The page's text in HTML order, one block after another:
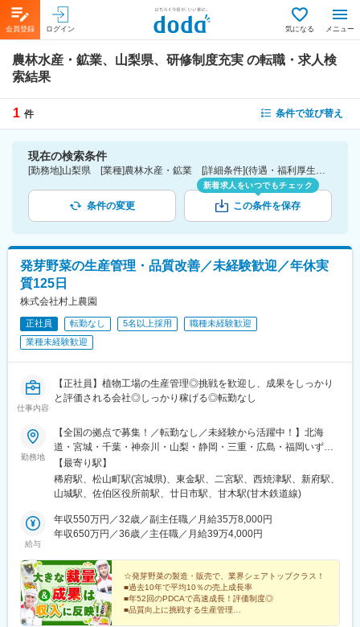
会員登録 ログイン 気になる メニュー
農林水産・鉱業、山梨県、研修制度充実 の転職・求人検
索結果
1 件 条件で並び替え
現在の検索条件
[勤務地]山梨県 [業種]農林水産・鉱業 [詳細条件](待遇・福利厚生)研修制度充実
条件の変更
新着求人をいつでもチェック
この条件を保存
発芽野菜の生産管理・品質改善／未経験歓迎／年休実
質125日
株式会社村上農園
正社員 転勤なし 5名以上採用
職種未経験歓迎
業種未経験歓迎
仕事内容
【正社員】植物工場の生産管理◎挑戦を歓迎し、成果をしっかり
と評価される会社◎しっかり稼げる◎転勤なし
勤務地
【全国の拠点で募集！／転勤なし／未経験から活躍中！】北海
道・宮城・千葉・神奈川・山梨・静岡・三重・広島・福岡いずれ
かの拠点へ希望を考慮して配属いたします。※マイカー通勤OK■北
海道伊達生産センター／北海道伊達市南稀府町239-1■宮城大郷生
産センター／宮城県黒川郡大郷町大松沢字新成田川10-1■千葉生産
田原市小竹1013-1■大井川生産センター／静岡県焼津市中新田
202■山梨北杜生産センター／山梨県北杜市明野町上手12250■ス
415■山梨KM生産センター／山梨県北杜市明野町上手12250■四日
市生産センター／三重県四日市市上海老町1648-66■広島生産セン
ター／広島県広島市佐伯区五日市中央6-1888-1■湯来生産センタ
ー／広島県広島市佐伯区湯来町白砂1712■福岡生産センター／福
岡県朝倉市隈江308※受動喫煙対策：各拠点とも屋内全面禁煙
【最寄り駅】
稀府駅、松山町駅(宮城県)、東金駅、二宮駅、西焼津駅、新府駅、
山城駅、佐伯区役所前駅、廿日市駅、甘木駅(甘木鉄道線)
給与
年収550万円／32歳／副主任職／月給35万8,000円
年収650万円／36歳／主任職／月給39万4,000円
☆発芽野菜の製造・販売で、業界シェアトップクラス！
■過去10年で平均10％の売上成長率
■年52回のPDCAで高速成長！評価制度◎
■品質向上に挑戦する生産管理